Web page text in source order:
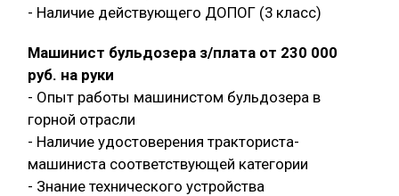
- Наличие действующего ДОПОГ (3 класс)
Машинист бульдозера з/плата от 230 000
руб. на руки
- Опыт работы машинистом бульдозера в
горной отрасли
- Наличие удостоверения тракториста-
машиниста соответствующей категории
- Знание технического устройства